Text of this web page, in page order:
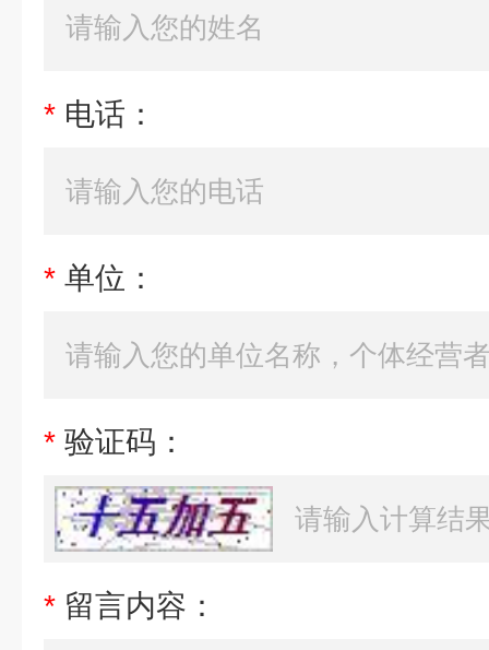
* 电话：
* 单位：
* 验证码：
* 留言内容：